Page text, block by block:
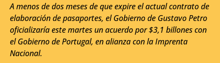
A menos de dos meses de que expire el actual contrato de
elaboración de pasaportes, el Gobierno de Gustavo Petro
oficializaría este martes un acuerdo por $3,1 billones con
el Gobierno de Portugal, en alianza con la Imprenta
Nacional.